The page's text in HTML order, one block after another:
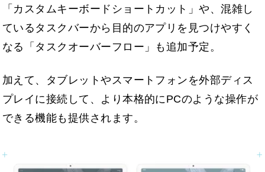
「カスタムキーボードショートカット」や、混雑し
ているタスクバーから目的のアプリを見つけやすく
なる「タスクオーバーフロー」も追加予定。
加えて、タブレットやスマートフォンを外部ディス
プレイに接続して、より本格的にPCのような操作が
できる機能も提供されます。